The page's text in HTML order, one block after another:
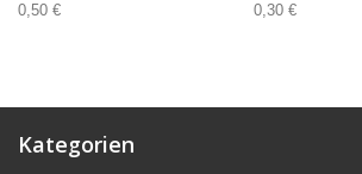
0,50 € 0,30 €
Kategorien